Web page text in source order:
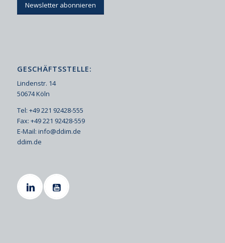
Newsletter abonnieren
GESCHÄFTSSTELLE:
Lindenstr. 14
50674 Köln
Tel: +49 221 92428-555
Fax: +49 221 92428-559
E-Mail: info@ddim.de
ddim.de